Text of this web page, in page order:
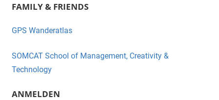
c
e
o
o
k
tt
er
FAMILY & FRIENDS
GPS Wanderatlas
SOMCAT School of Management, Creativity &
Technology
ANMELDEN